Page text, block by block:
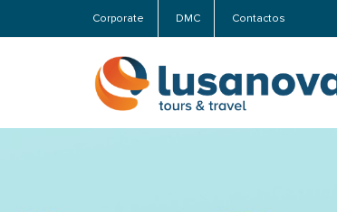
Corporate DMC Contactos